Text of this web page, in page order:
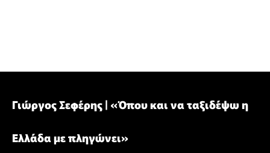
Γιώργος Σεφέρης | «Όπου και να ταξιδέψω η
Ελλάδα με πληγώνει»